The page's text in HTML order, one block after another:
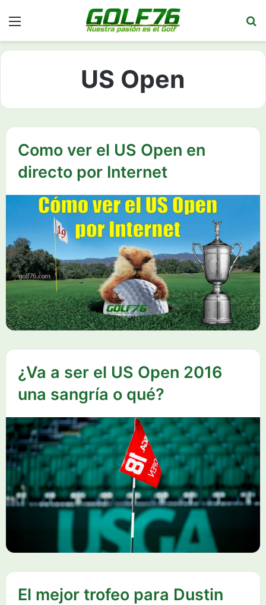
US Open
Como ver el US Open en
directo por Internet
¿Va a ser el US Open 2016
una sangría o qué?
El mejor trofeo para Dustin